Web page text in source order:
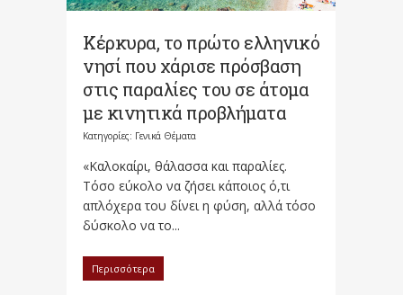
Κέρκυρα, το πρώτο ελληνικό
νησί που χάρισε πρόσβαση
στις παραλίες του σε άτομα
με κινητικά προβλήματα
Κατηγορίες: Γενικά Θέματα
«Καλοκαίρι, θάλασσα και παραλίες.
Τόσο εύκολο να ζήσει κάποιος ό,τι
απλόχερα του δίνει η φύση, αλλά τόσο
δύσκολο να το...
Περισσότερα